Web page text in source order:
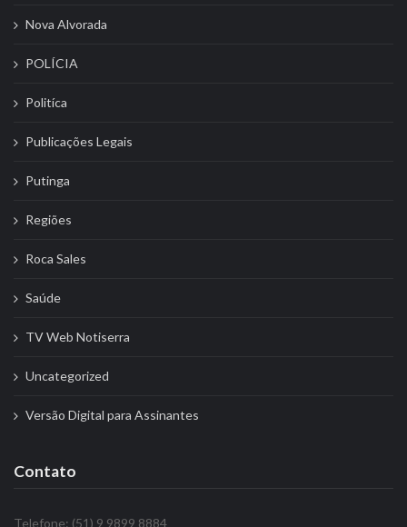
Nova Alvorada
POLÍCIA
Politíca
Publicações Legais
Putinga
Regiões
Roca Sales
Saúde
TV Web Notiserra
Uncategorized
Versão Digital para Assinantes
Contato
Telefone: (51) 9 9899 8884